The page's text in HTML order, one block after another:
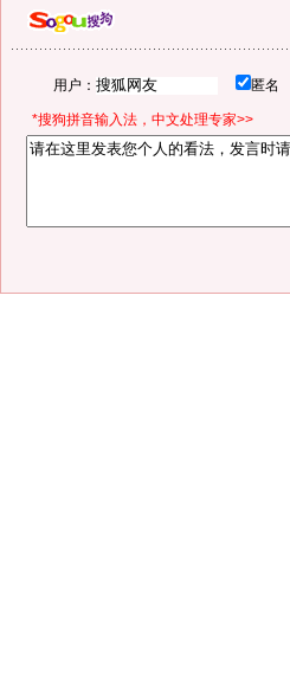
用户： 匿名
*搜狗拼音输入法，中文处理专家>>